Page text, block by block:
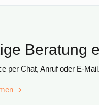
Beratung
per Chat, Anruf oder E-Mail.